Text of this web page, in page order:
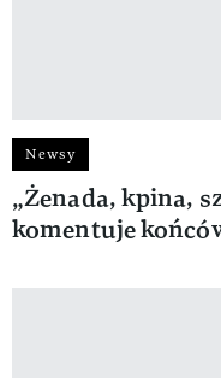
Newsy
„Żenada, kpina,
komentuje